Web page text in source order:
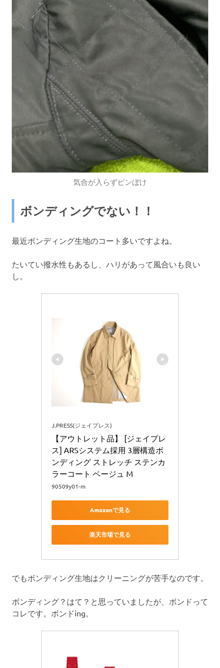
気合が入らずピンぼけ
ボンディングでない！！
最近ボンディング生地のコート多いですよね。
たいてい撥水性もあるし、ハリがあって風合いも良い
し。
J.PRESS(ジェイプレス)
【アウトレット品】 [ジェイプレ
ス] ARSシステム採用 3層構造ボ
ンディング ストレッチ ステンカ
ラーコート ベージュ M
90509y01-m
Amazonで見る
楽天市場で見る
でもボンディング生地はクリーニングが苦手なのです。
ボンディング？はて？と思っていましたが、ボンドって
コレです。ボンドing。